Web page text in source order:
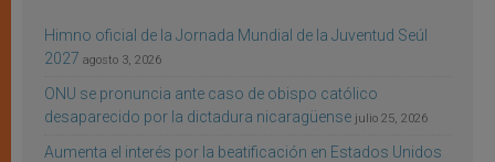
Himno oficial de la Jornada Mundial de la Juventud Seúl
2027 agosto 3, 2026
ONU se pronuncia ante caso de obispo católico
desaparecido por la dictadura nicaragüense julio 25, 2026
Aumenta el interés por la beatificación en Estados Unidos